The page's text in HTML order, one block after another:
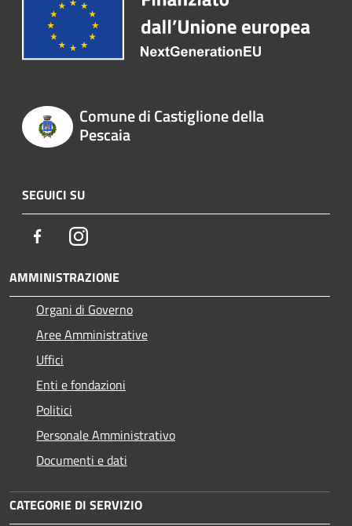
Comune di Castiglione della
Pescaia
SEGUICI SU
FacebookInstagram
AMMINISTRAZIONE
Organi di Governo
Aree Amministrative
Uffici
Enti e fondazioni
Politici
Personale Amministrativo
Documenti e dati
CATEGORIE DI SERVIZIO